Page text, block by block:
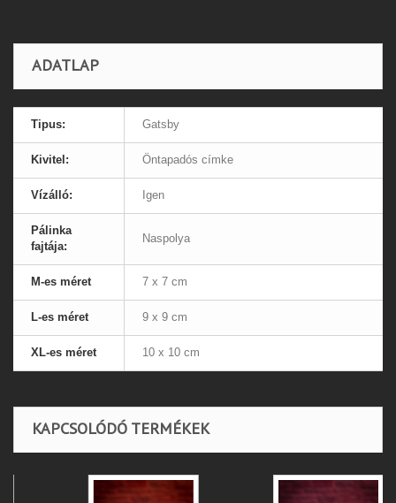
ADATLAP
Tipus: Gatsby
Kivitel: Öntapadós címke
Vízálló: Igen
Pálinka
fajtája:
Naspolya
M-es méret 7 x 7 cm
L-es méret 9 x 9 cm
XL-es méret 10 x 10 cm
KAPCSOLÓDÓ TERMÉKEK